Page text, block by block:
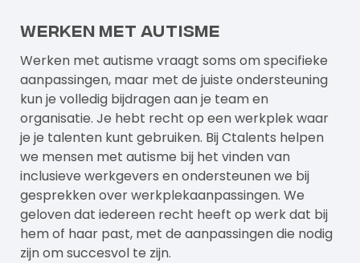
Werken met autisme
Werken met autisme vraagt soms om specifieke
aanpassingen, maar met de juiste ondersteuning
kun je volledig bijdragen aan je team en
organisatie. Je hebt recht op een werkplek waar
je je talenten kunt gebruiken. BijCtalents helpen
we mensen met autisme bij het vinden van
inclusieve werkgevers en ondersteunen we bij
gesprekken over werkplekaanpassingen. We
geloven dat iedereen recht heeft op werk dat bij
hem of haar past, met de aanpassingen die nodig
zijn om succesvol te zijn.